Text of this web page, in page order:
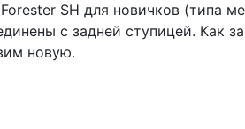
SH для новичков
с задней ступицей. Как
новую.